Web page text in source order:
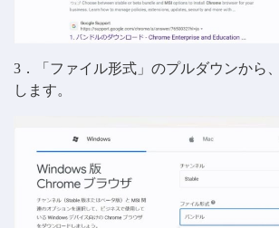
3．「ファイル形式」のプルダウンから
します。